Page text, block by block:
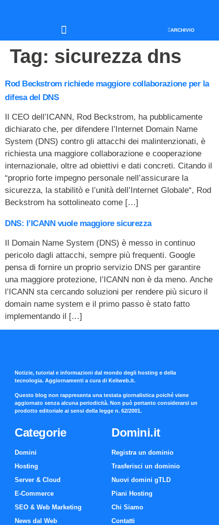
ARCHIVIO
Tag: sicurezza dns
Rod Beckstrom richiede maggiore collaborazione per la
difesa del DNS
Il CEO dell’ICANN, Rod Beckstrom, ha pubblicamente
dichiarato che, per difendere l’Internet Domain Name
System (DNS) contro gli attacchi dei malintenzionati, è
richiesta una maggiore collaborazione e cooperazione
internazionale, oltre ad obiettivi e dati concreti. Citando il
“proprio forte impegno personale nell’assicurare la
sicurezza, la stabilitò e l’unità dell’Internet Globale“, Rod
Beckstrom ha sottolineato come […]
DNS: l’ICANN vuole maggiore sicurezza
Il Domain Name System (DNS) è messo in continuo
pericolo dagli attacchi, sempre più frequenti. Google
pensa di fornire un proprio servizio DNS per garantire
una maggiore protezione, l’ICANN non è da meno. Anche
l’ICANN sta cercando soluzioni per rendere più sicuro il
domain name system e il primo passo è stato fatto
implementando il […]
Notizie, tutorial e informazioni dal mondo degli hosting e della
tecnologia. Aggiornamenti a cura di Keliweb.it.
Questo blog non rappresenta una testata giornalistica poiché viene
aggiornato senza alcuna periodicità. Non può pertanto considerarsi un
prodotto editoriale ai sensi della legge n. 62/2001.
Categorie
Domini
Hosting
Server & Cloud
E-Commerce
SEO & Web Marketing
News dal Web
Domini.it
Registra un dominio
Trasferisci un dominio
Nuovi domini gTLD
Piani Hosting
Chi Siamo
Contatti